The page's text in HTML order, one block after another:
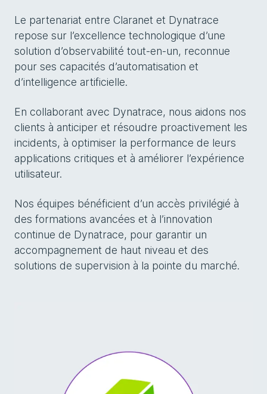
Le partenariat entre Claranet et Dynatrace
repose sur l’excellence technologique d’une
solution d’observabilité tout-en-un, reconnue
pour ses capacités d’automatisation et
d’intelligence artificielle.
En collaborant avec Dynatrace, nous aidons nos
clients à anticiper et résoudre proactivement les
incidents, à optimiser la performance de leurs
applications critiques et à améliorer l’expérience
utilisateur.
Nos équipes bénéficient d’un accès privilégié à
des formations avancées et à l’innovation
continue de Dynatrace, pour garantir un
accompagnement de haut niveau et des
solutions de supervision à la pointe du marché.